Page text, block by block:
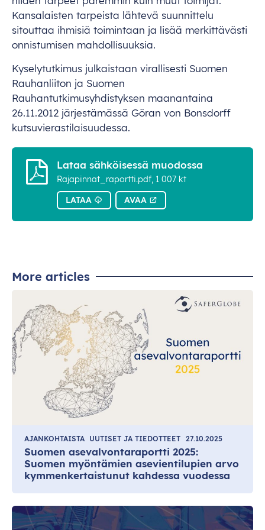
Kansalaisten tarpeista lähtevä suunnittelu
sitouttaa ihmisiä toimintaan ja lisää merkittävästi
onnistumisen mahdollisuuksia.
Kyselytutkimus julkaistaan virallisesti Suomen
Rauhanliiton ja Suomen
Rauhantutkimusyhdistyksen maanantaina
26.11.2012 järjestämässä Göran von Bonsdorff
kutsuvierastilaisuudessa.
Lataa sähköisessä muodossa
Rajapinnat_raportti.pdf, 1 007 kt
LATAA AVAA
More articles
AJANKOHTAISTA UUTISET JA TIEDOTTEET 27.10.2025
Suomen asevalvontaraportti 2025:
Suomen myöntämien asevientilupien arvo
kymmenkertaistunut kahdessa vuodessa